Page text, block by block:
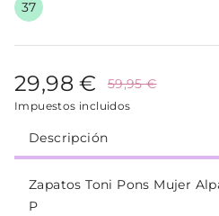
37
29,98 € 59,95 €
Impuestos incluidos
Descripción
Zapatos Toni Pons Mujer
P